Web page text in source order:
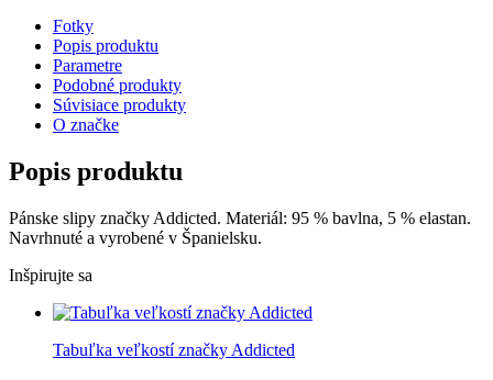
Fotky
Popis produktu
Parametre
Podobné produkty
Súvisiace produkty
O značke
Popis produktu
Pánske slipy značky Addicted. Materiál: 95 % bavlna, 5 % elastan.
Navrhnuté a vyrobené v Španielsku.
Inšpirujte sa
Tabuľka veľkostí značky Addicted